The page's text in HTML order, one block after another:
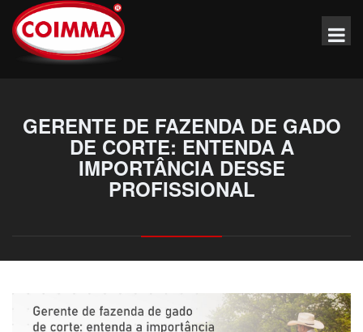
GERENTE DE FAZENDA DE GADO
DE CORTE: ENTENDA A
IMPORTÂNCIA DESSE
PROFISSIONAL